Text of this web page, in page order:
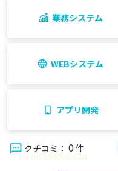
業務システム
WEBシステム
アプリ開発
クチコミ： 0 件